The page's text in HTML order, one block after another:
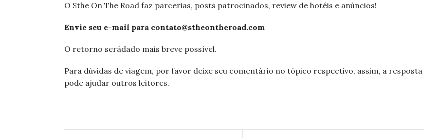
O Sthe On The Road faz parcerias, posts patrocinados, review de hotéis e anúncios!
Envie seu e-mail para contato@stheontheroad.com
O retorno serádado mais breve possível.
Para dúvidas de viagem, por favor deixe seu comentário no tópico respectivo, assim, a resposta
pode ajudar outros leitores.